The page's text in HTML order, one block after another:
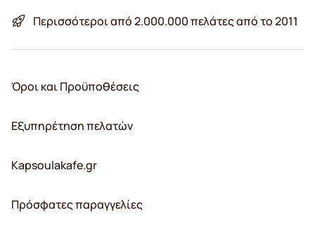
Περισσότεροι από 2.000.000 πελάτες από το 2011
Όροι και Προϋποθέσεις
Εξυπηρέτηση πελατών
Kapsoulakafe.gr
Πρόσφατες παραγγελίες